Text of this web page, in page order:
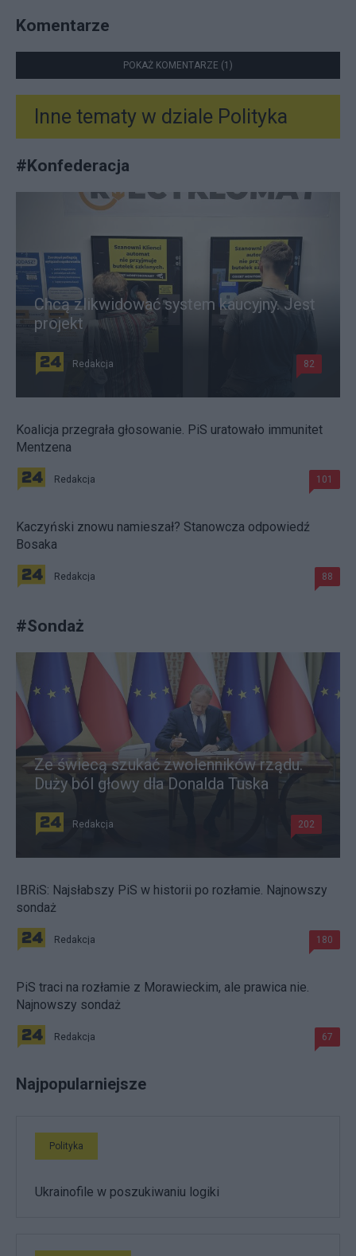
Komentarze
POKAŻ KOMENTARZE (1)
Inne tematy w dziale Polityka
#Konfederacja
Chcą zlikwidować system kaucyjny. Jest
projekt
Redakcja 82
Koalicja przegrała głosowanie. PiS uratowało immunitet
Mentzena
Redakcja 101
Kaczyński znowu namieszał? Stanowcza odpowiedź
Bosaka
Redakcja 88
#Sondaż
Ze świecą szukać zwolenników rządu.
Duży ból głowy dla Donalda Tuska
Redakcja 202
IBRiS: Najsłabszy PiS w historii po rozłamie. Najnowszy
sondaż
Redakcja 180
PiS traci na rozłamie z Morawieckim, ale prawica nie.
Najnowszy sondaż
Redakcja 67
Najpopularniejsze
Polityka
Ukrainofile w poszukiwaniu logiki